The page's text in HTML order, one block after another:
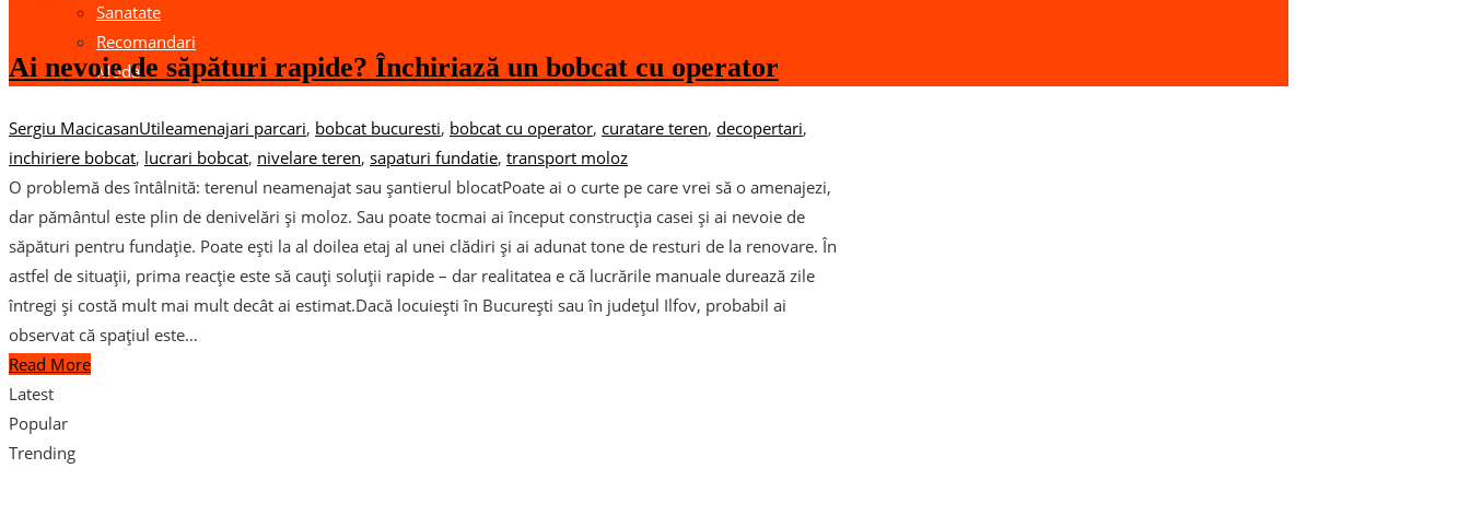
Sanatate
Recomandari
Moda
Ai nevoie de săpături rapide? Închiriază un bobcat cu operator
Sergiu MacicasanUtileamenajari parcari, bobcat bucuresti, bobcat cu operator, curatare teren, decopertari,
inchiriere bobcat, lucrari bobcat, nivelare teren, sapaturi fundatie, transport moloz
O problemă des întâlnită: terenul neamenajat sau șantierul blocatPoate ai o curte pe care vrei să o amenajezi,
dar pământul este plin de denivelări și moloz. Sau poate tocmai ai început construcția casei și ai nevoie de
săpături pentru fundație. Poate ești la al doilea etaj al unei clădiri și ai adunat tone de resturi de la renovare. În
astfel de situații, prima reacție este să cauți soluții rapide – dar realitatea e că lucrările manuale durează zile
întregi și costă mult mai mult decât ai estimat.Dacă locuiești în București sau în județul Ilfov, probabil ai
observat că spațiul este…
Read More
Latest
Popular
Trending